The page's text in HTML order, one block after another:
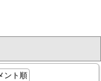
ント順